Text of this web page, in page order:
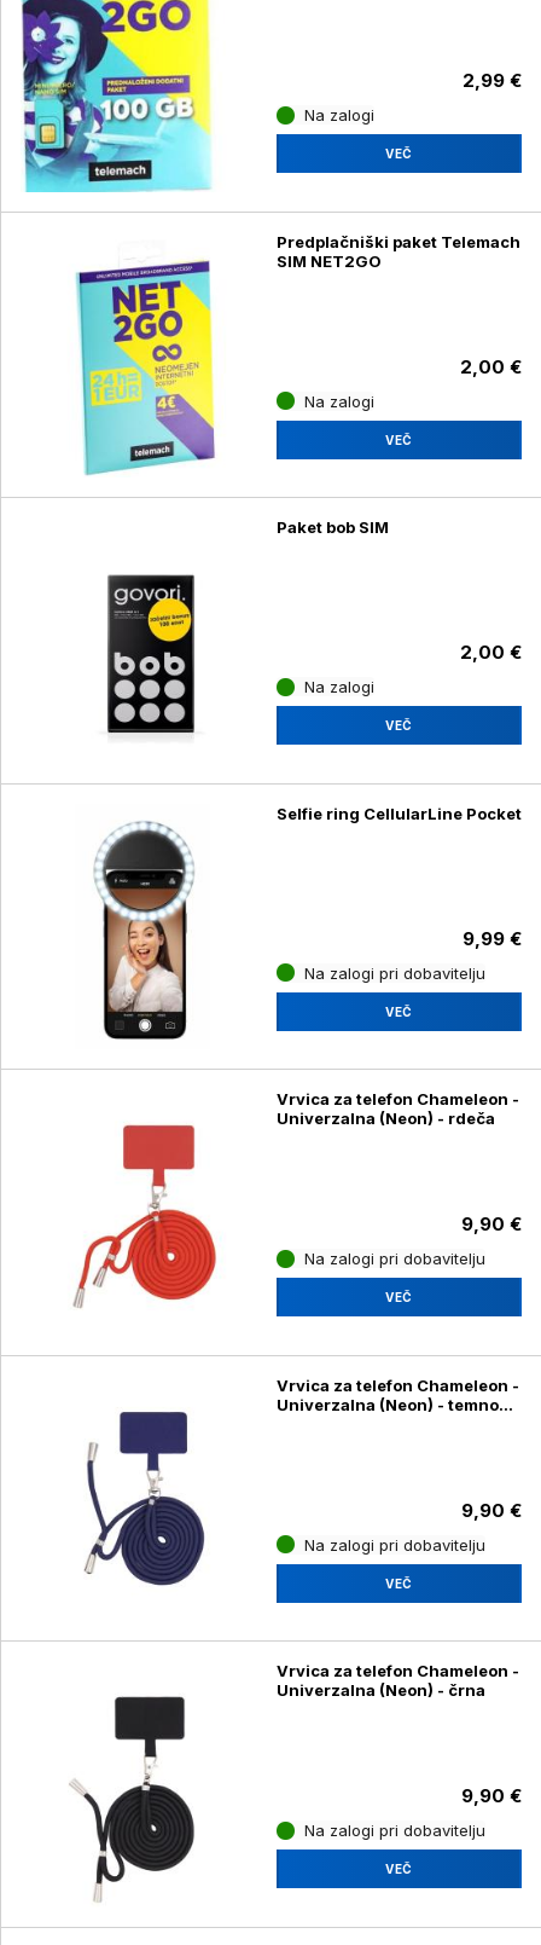
2,99 €
Na zalogi
VEČ
Predplačniški paket Telemach
SIM NET2GO
2,00 €
Na zalogi
VEČ
Paket bob SIM
2,00 €
Na zalogi
VEČ
Selfie ring CellularLine Pocket
9,99 €
Na zalogi pri dobavitelju
VEČ
Vrvica za telefon Chameleon -
Univerzalna (Neon) - rdeča
9,90 €
Na zalogi pri dobavitelju
VEČ
Vrvica za telefon Chameleon -
Univerzalna (Neon) - temno
9,90 €
Na zalogi pri dobavitelju
VEČ
Vrvica za telefon Chameleon -
Univerzalna (Neon) - črna
9,90 €
Na zalogi pri dobavitelju
VEČ